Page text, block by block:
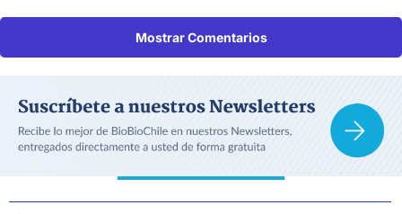
Mostrar Comentarios